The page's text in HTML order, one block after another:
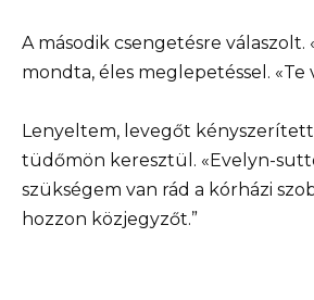
A második csengetésre válaszolt.
mondta, éles meglepetéssel. «Te
Lenyeltem, levegőt
tüdőmön keresztül. «Evelyn-
szükségem van rád a kórházi
hozzon közjegyzőt.”